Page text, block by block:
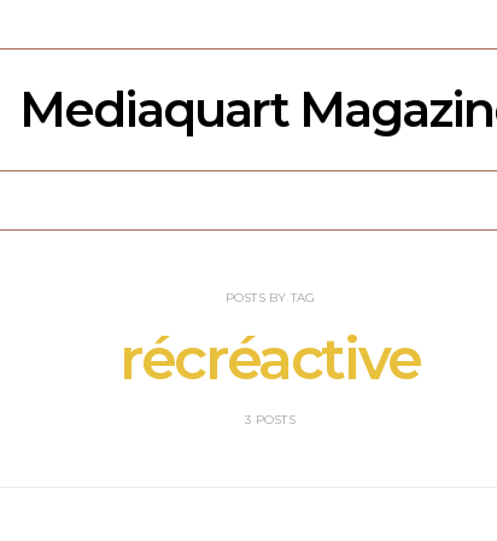
Mediaquart
POSTS BY TAG
récréactive
3 POSTS